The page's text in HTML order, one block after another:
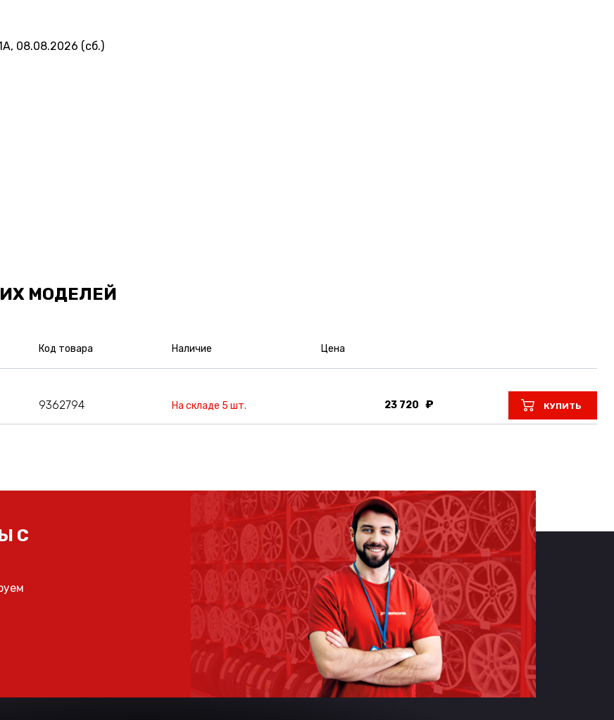
08.08.2026 (сб.)
МОДЕЛЕЙ
Код товара Наличие Цена
9362794 На складе 5 шт. 23 720 КУПИТЬ
С